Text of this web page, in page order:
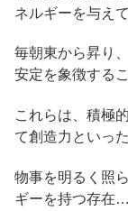
ネルギーを与え
毎朝東から昇り
安定を象徴するこ
これらは、積極
て創造力といっ
物事を明るく照
ギーを持つ存在